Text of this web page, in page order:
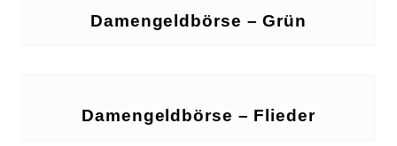
Damengeldbörse – Grün
Damengeldbörse – Flieder